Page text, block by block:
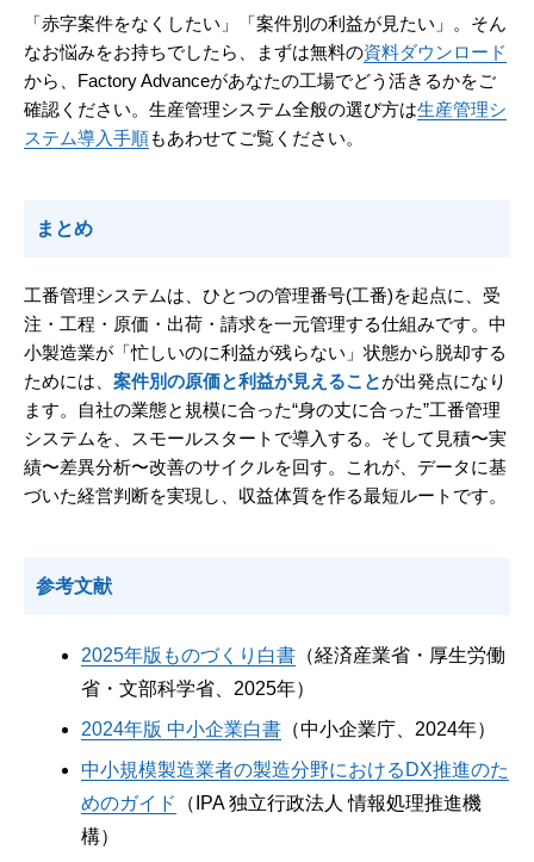
「赤字案件をなくしたい」「案件別の利益が見たい」。そん
なお悩みをお持ちでしたら、まずは無料の資料ダウンロード
から、Factory Advanceがあなたの工場でどう活きるかをご
確認ください。生産管理システム全般の選び方は生産管理シ
ステム導入手順もあわせてご覧ください。
まとめ
工番管理システムは、ひとつの管理番号(工番)を起点に、受
注・工程・原価・出荷・請求を一元管理する仕組みです。中
小製造業が「忙しいのに利益が残らない」状態から脱却する
ためには、 案件別の原価と利益が見えることが出発点になり
ます。自社の業態と規模に合った“身の丈に合った”工番管理
システムを、スモールスタートで導入する。そして見積〜実
績〜差異分析〜改善のサイクルを回す。これが、データに基
づいた経営判断を実現し、収益体質を作る最短ルートです。
参考文献
2025年版ものづくり白書 （経済産業省・厚生労働
省・文部科学省、2025年）
2024年版 中小企業白書 （中小企業庁、2024年）
中小規模製造業者の製造分野におけるDX推進のた
めのガイド
（IPA 独立行政法人 情報処理推進機
構）